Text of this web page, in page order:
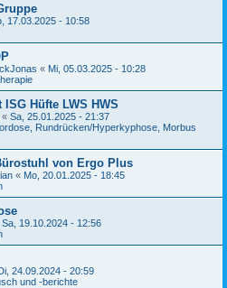
17.03.2025 - 10:58
« Mi, 05.03.2025 - 10:28
Hüfte LWS HWS
« Sa, 25.01.2025 - 21:37
Rundrücken/Hyperkyphose, Morbus
von Ergo Plus
« Mo, 20.01.2025 - 18:45
Sa, 19.10.2024 - 12:56
24.09.2024 - 20:59
und -berichte